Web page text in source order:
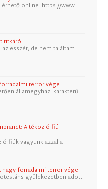
online: https://www.…
titkáról
esszét, de nem találtam.
terror vége
államegyházi karakterű
A tékozló fiú
fiúk vagyunk azzal a
nagy forradalmi terror vége
gyülekezetben adott